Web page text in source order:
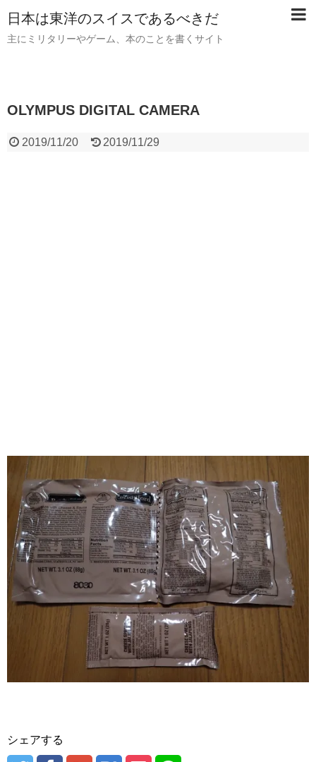
日本は東洋のスイスであるべきだ
主にミリタリーやゲーム、本のことを書くサイト
OLYMPUS DIGITAL CAMERA
2019/11/20 2019/11/29
シェアする